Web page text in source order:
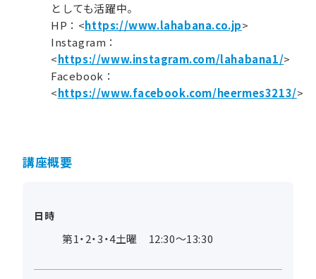
としても活躍中。
HP：<https://www.lahabana.co.jp>
Instagram：
<https://www.instagram.com/lahabana1/>
Facebook：
<https://www.facebook.com/heermes3213/>
講座概要
日時
第1・2・3・4土曜 12:30～13:30